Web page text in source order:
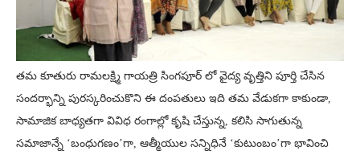
తమ కూతురు రామలక్ష్మి గాయత్రి సింగపూర్ లో వైద్య వృత్తిని పూర్తి చేసిన
సందర్భాన్ని పురస్కరించుకొని ఈ దంపతులు ఇది తమ వేడుకగా కాకుండా,
సామాజిక బాధ్యతగా వివిధ రంగాల్లో కృషి చేస్తున్న, కలిసి సాగుతున్న
సమాజాన్నే ‘బంధుగణం’గా, ఆత్మీయుల సన్నిధినే ‘కుటుంబం’గా భావించి